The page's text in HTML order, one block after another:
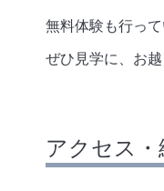
無料体験も行って
ぜひ見学に、お越
アクセス・